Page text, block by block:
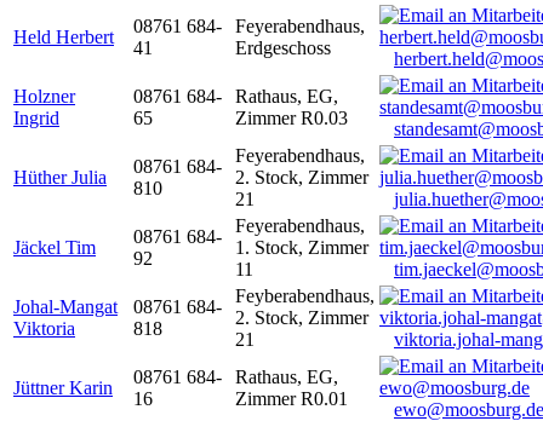
Held Herbert
08761 684-
41
Feyerabendhaus,
Erdgeschoss
Holzner
Ingrid
08761 684-
65
Rathaus, EG,
Zimmer R0.03
Hüther Julia
08761 684-
810
Feyerabendhaus,
2. Stock, Zimmer
21
Jäckel Tim
08761 684-
92
Feyerabendhaus,
1. Stock, Zimmer
11
Johal-Mangat
Viktoria
08761 684-
818
Feyberabendhaus,
2. Stock, Zimmer
21
viktoria.johal-
Jüttner Karin
08761 684-
16
Rathaus, EG,
Zimmer R0.01
ewo@moosburg.de